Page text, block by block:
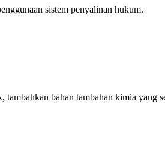
sistem penyalinan hukum.
bahan tambahan kimia yang